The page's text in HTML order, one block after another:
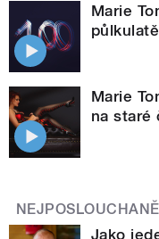
Marie
půlkulatě
Marie
na staré
Jako